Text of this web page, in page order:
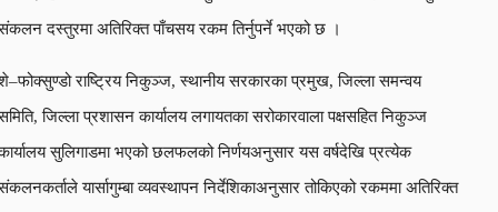
दस्तुरमा अतिरिक्त पाँचसय रकम तिर्नुपर्ने भएको छ ।
राष्ट्रिय निकुञ्ज, स्थानीय सरकारका प्रमुख, जिल्ला समन्वय
जिल्ला प्रशासन कार्यालय लगायतका सरोकारवाला पक्षसहित निकुञ्ज
सुलिगाडमा भएको छलफलको निर्णयअनुसार यस वर्षदेखि प्रत्येक
यार्सागुम्बा व्यवस्थापन निर्देशिकाअनुसार तोकिएको रकममा अतिरिक्त